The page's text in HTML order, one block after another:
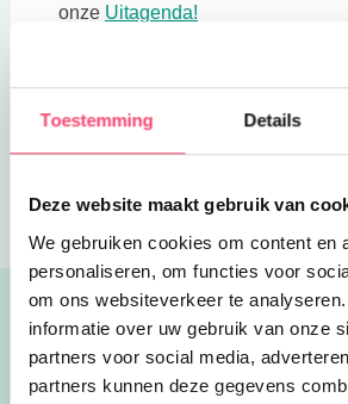
Toestemming Details
Deze website maakt gebruik van
We gebruiken cookies om content en
personaliseren, om functies voor
om ons websiteverkeer te
informatie over uw gebruik van onze
partners voor social media,
partners kunnen deze gegevens
onze Uitagenda!Deze link opent
Bevrijdingspicknick! Vieren, spelen
Lees ook:
Alle blogs